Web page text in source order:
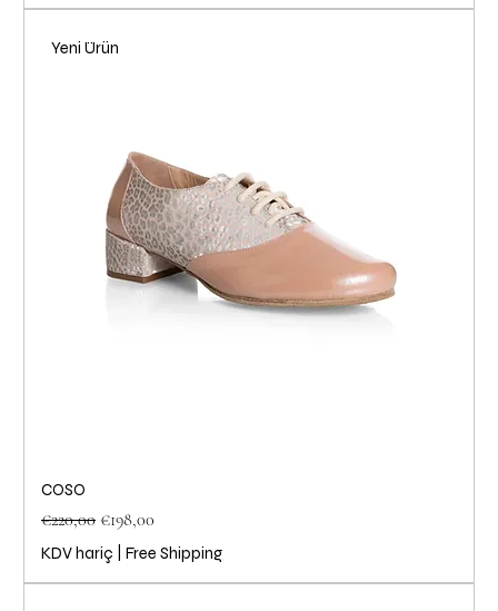
Yeni Ürün
COSO
Normal Fiyat
€220,00 İndirimli Fiyat
€198,00
KDV hariç Free Shipping